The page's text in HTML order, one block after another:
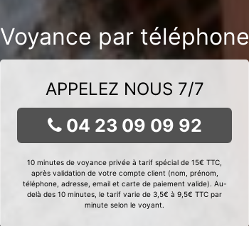
Voyance par téléphone
APPELEZ NOUS 7/7
04 23 09 09 92
10 minutes de voyance privée à tarif spécial de 15€ TTC,
après validation de votre compte client (nom, prénom,
téléphone, adresse, email et carte de paiement valide). Au-
delà des 10 minutes, le tarif varie de 3,5€ à 9,5€ TTC par
minute selon le voyant.